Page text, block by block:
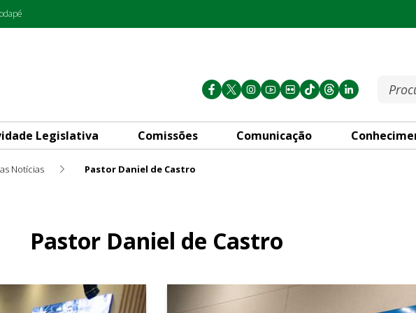
Legislativa Comissões Comunicação
Notícias Pastor Daniel de Castro
Pastor Daniel de Castro